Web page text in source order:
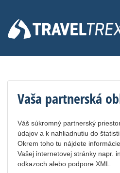
Vaša partnerská
Váš súkromný partnerský
údajov a k nahliadnutiu do
Okrem toho tu nájdete
Vašej internetovej stránky napr.
odkazoch alebo podpore XML.